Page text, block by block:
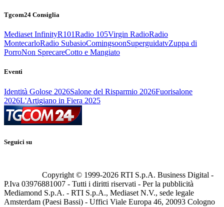
Tgcom24 Consiglia
Mediaset InfinityR101Radio 105Virgin RadioRadio
MontecarloRadio SubasioComingsoonSuperguidatvZuppa di
PorroNon SprecareCotto e Mangiato
Eventi
Identità Golose 2026Salone del Risparmio 2026Fuorisalone
2026L'Artigiano in Fiera 2025
Seguici su
Copyright © 1999-2026 RTI S.p.A. Business Digital -
P.Iva 03976881007 - Tutti i diritti riservati - Per la pubblicità
Mediamond S.p.A. - RTI S.p.A., Mediaset N.V., sede legale
Amsterdam (Paesi Bassi) - Uffici Viale Europa 46, 20093 Cologno